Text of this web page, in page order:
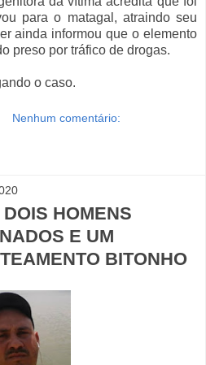
para o matagal, atraindo seu
ainda informou que o elemento
preso por tráfico de drogas.
o caso.
Nenhum comentário:
HOMENS
E UM
BITONHO